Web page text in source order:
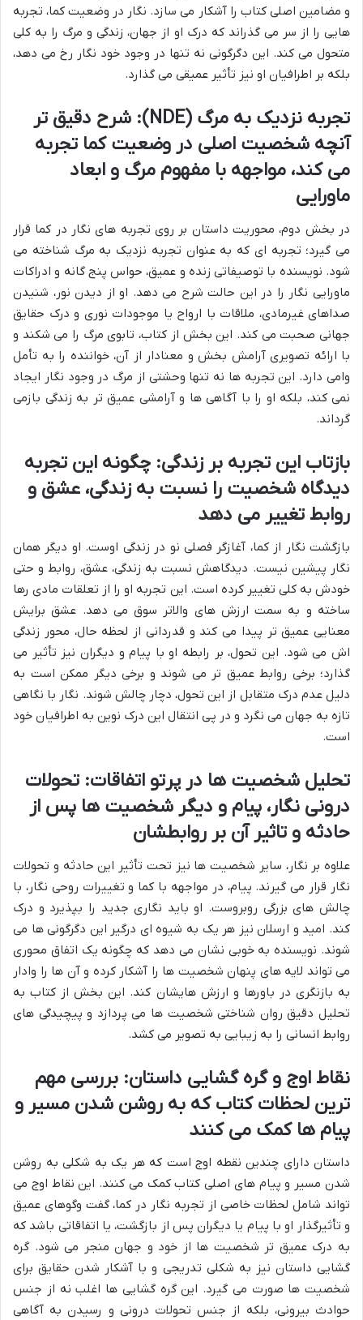
و مضامین اصلی کتاب را آشکار می سازد. نگار در وضعیت کما، تجربه
هایی را از سر می گذراند که درک او از جهان، زندگی و مرگ را به کلی
متحول می کند. این دگرگونی نه تنها در وجود خود نگار رخ می دهد،
بلکه بر اطرافیان او نیز تأثیر عمیقی می گذارد.
تجربه نزدیک به مرگ (NDE): شرح دقیق تر
آنچه شخصیت اصلی در وضعیت کما تجربه
می کند، مواجهه با مفهوم مرگ و ابعاد
ماورایی
در بخش دوم، محوریت داستان بر روی تجربه های نگار در کما قرار
می گیرد؛ تجربه ای که به عنوان تجربه نزدیک به مرگ شناخته می
شود. نویسنده با توصیفاتی زنده و عمیق، حواس پنج گانه و ادراکات
ماورایی نگار را در این حالت شرح می دهد. او از دیدن نور، شنیدن
صداهای غیرمادی، ملاقات با ارواح یا موجودات نوری و درک حقایق
جهانی صحبت می کند. این بخش از کتاب، تابوی مرگ را می شکند و
با ارائه تصویری آرامش بخش و معنادار از آن، خواننده را به تأمل
وامی دارد. این تجربه ها نه تنها وحشتی از مرگ در وجود نگار ایجاد
نمی کند، بلکه او را با آگاهی ها و آرامشی عمیق تر به زندگی بازمی
گرداند.
بازتاب این تجربه بر زندگی: چگونه این تجربه
دیدگاه شخصیت را نسبت به زندگی، عشق و
روابط تغییر می دهد
بازگشت نگار از کما، آغازگر فصلی نو در زندگی اوست. او دیگر همان
نگار پیشین نیست. دیدگاهش نسبت به زندگی، عشق، روابط و حتی
خودش به کلی تغییر کرده است. این تجربه او را از تعلقات مادی رها
ساخته و به سمت ارزش های والاتر سوق می دهد. عشق برایش
معنایی عمیق تر پیدا می کند و قدردانی از لحظه حال، محور زندگی
اش می شود. این تحول، بر رابطه او با پیام و دیگران نیز تأثیر می
گذارد؛ برخی روابط عمیق تر می شوند و برخی دیگر ممکن است به
دلیل عدم درک متقابل از این تحول، دچار چالش شوند. نگار با نگاهی
تازه به جهان می نگرد و در پی انتقال این درک نوین به اطرافیان خود
است.
تحلیل شخصیت ها در پرتو اتفاقات: تحولات
درونی نگار، پیام و دیگر شخصیت ها پس از
حادثه و تاثیر آن بر روابطشان
علاوه بر نگار، سایر شخصیت ها نیز تحت تأثیر این حادثه و تحولات
نگار قرار می گیرند. پیام، در مواجهه با کما و تغییرات روحی نگار، با
چالش های بزرگی روبروست. او باید نگاری جدید را بپذیرد و درک
کند. امید و ارسلان نیز هر یک به شیوه ای درگیر این دگرگونی ها می
شوند. نویسنده به خوبی نشان می دهد که چگونه یک اتفاق محوری
می تواند لایه های پنهان شخصیت ها را آشکار کرده و آن ها را وادار
به بازنگری در باورها و ارزش هایشان کند. این بخش از کتاب به
تحلیل دقیق روان شناختی شخصیت ها می پردازد و پیچیدگی های
روابط انسانی را به زیبایی به تصویر می کشد.
نقاط اوج و گره گشایی داستان: بررسی مهم
ترین لحظات کتاب که به روشن شدن مسیر و
پیام ها کمک می کنند
داستان دارای چندین نقطه اوج است که هر یک به شکلی به روشن
شدن مسیر و پیام های اصلی کتاب کمک می کنند. این نقاط اوج می
تواند شامل لحظات خاصی از تجربه نگار در کما، گفت وگوهای عمیق
و تأثیرگذار او با پیام یا دیگران پس از بازگشت، یا اتفاقاتی باشد که
به درک عمیق تر شخصیت ها از خود و جهان منجر می شود. گره
گشایی داستان نیز به شکلی تدریجی و با آشکار شدن حقایق برای
شخصیت ها صورت می گیرد. این گره گشایی ها اغلب نه از جنس
حوادث بیرونی، بلکه از جنس تحولات درونی و رسیدن به آگاهی